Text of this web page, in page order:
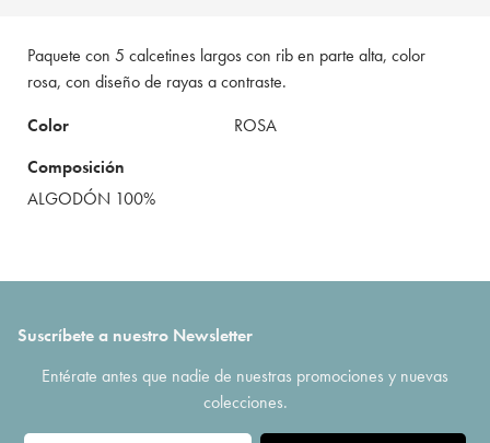
Paquete con 5 calcetines largos con rib en parte alta, color
rosa, con diseño de rayas a contraste.
Color
ROSA
Composición
ALGODÓN 100%
Suscríbete a nuestro Newsletter
Entérate antes que nadie de nuestras promociones y nuevas
colecciones.